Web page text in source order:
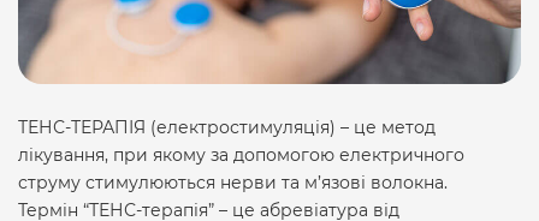
ТЕНС-ТЕРАПІЯ (електростимуляція) – це метод
лікування, при якому за допомогою електричного
струму стимулюються нерви та м’язові волокна.
Термін “ТЕНС-терапія” – це абревіатура від